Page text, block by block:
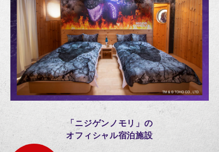
「ニジゲンノモリ」の
オフィシャル宿泊施設